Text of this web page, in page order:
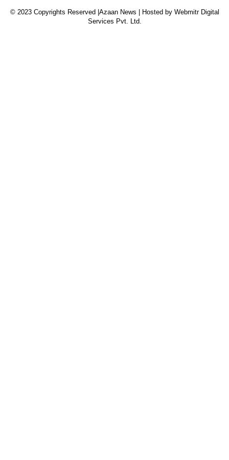
© 2023 Copyrights Reserved |Azaan News | Hosted by Webmitr Digital
Services Pvt. Ltd.